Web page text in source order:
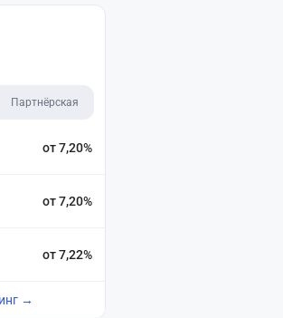
Партнёрская
от 7,20%
от 7,20%
от 7,22%
→